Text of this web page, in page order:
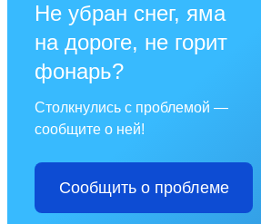
Не убран снег, яма
на дороге, не горит
фонарь?
Столкнулись с проблемой —
сообщите о ней!
Сообщить о проблеме